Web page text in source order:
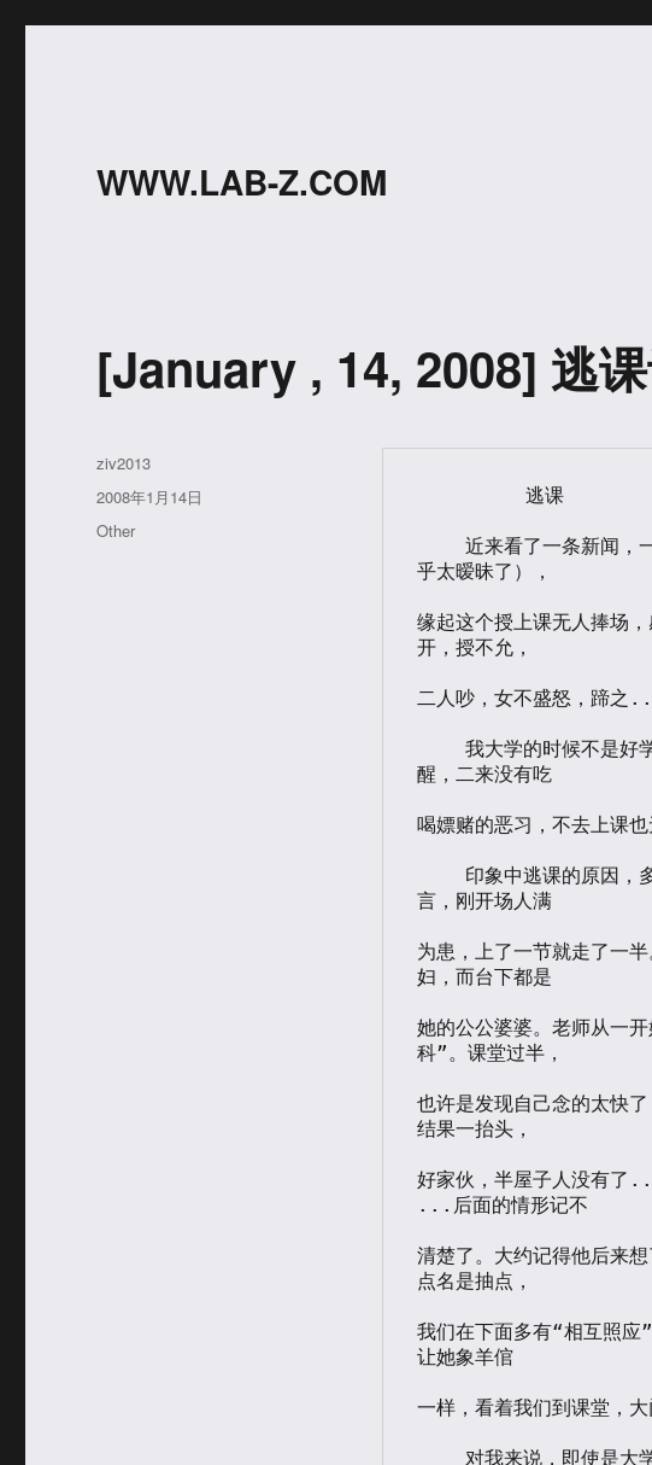
WWW.LAB-Z.COM
[January , 14, 2008] 逃
乎太暧昧了），
缘起这个授上课无人捧场
开，授不允，
二人吵，女不盛怒，蹄
醒，二来没有吃
喝嫖赌的恶习，不去上课也
言，刚开场人满
为患，上了一节就走了一
妇，而台下都是
她的公公婆婆。老师从一
科”。课堂过半，
也许是发现自己念的太快
结果一抬头，
好家伙，半屋子人没有
...后面的情形记不
清楚了。大约记得他后来
点名是抽点，
我们在下面多有“相互照应
让她象羊倌
一样，看着我们到课堂
作
者
ziv2013
发
布
2008年1月14日
分
Other